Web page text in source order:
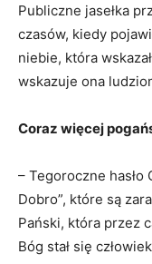
Publiczne jasełka
czasów, kiedy
niebie, która
wskazuje ona
Coraz więcej
– Tegoroczne hasło
Dobro”, które są
Pański, która przez
Bóg stał się